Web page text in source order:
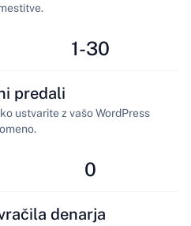
1-30
predali
ustvarite z vašo WordPress
0
denarja